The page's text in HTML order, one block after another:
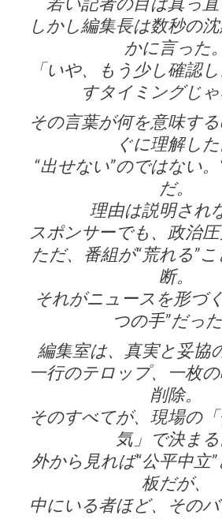
若い記者の目は真っ直
しかし編集長は数秒の
かに言った。
「いや、もう少し確認
すタイミングじゃ
その言葉が何を意味す
ぐに理解した
“出せない”のではない
だ。
理由は説明され
スポンサーでも、政治圧
ただ、番組が“荒れる”
断。
それがニュースを形づ
つの手”だった
編集室は、真実と妥協
一行のテロップ、一枚
削除。
そのすべてが、現場の
気」で決まる
外から見れば“公平中立
板だが、
中にいる者ほど、その